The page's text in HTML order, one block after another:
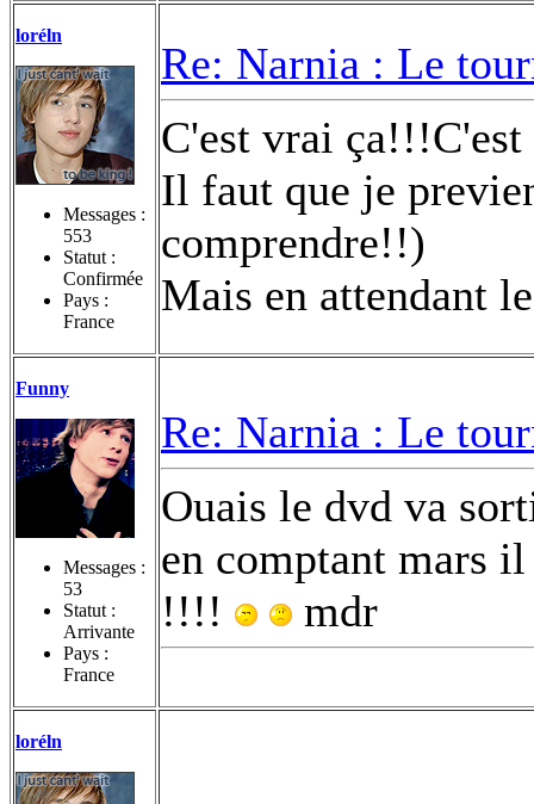
loréln
Messages :
553
Statut :
Confirmée
Pays :
France
Re: Narnia : Le
C'est vrai
Il faut que je
comprendre!!)
Mais en attendant
Funny
Messages :
53
Statut :
Arrivante
Pays :
France
Re: Narnia : Le
Ouais le dvd va
en comptant mars
!!!!
mdr
loréln